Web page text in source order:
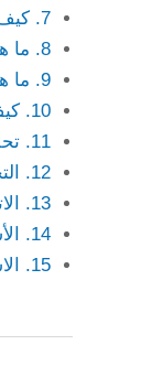
7. كيف يمكن مقارنة ملصقات طباعة الشاشة مع أنواع الملصقات الأخرى؟
8. ما هي خيارات التخصيص المتاحة؟
9. ما هي العوامل التي تؤثر على متانة الملصق؟
10. كيف يمكن للشركات اختيار ملصق طباعة الشاشة المناسب؟
11. تحليل التكلفة وقيمة الاستثمار
12. التحديات والحلول المشتركة
13. الاتجاهات المستقبلية في ملصقات طباعة الشاشة
14. الأسئلة المتداولة
15. الاستنتاج